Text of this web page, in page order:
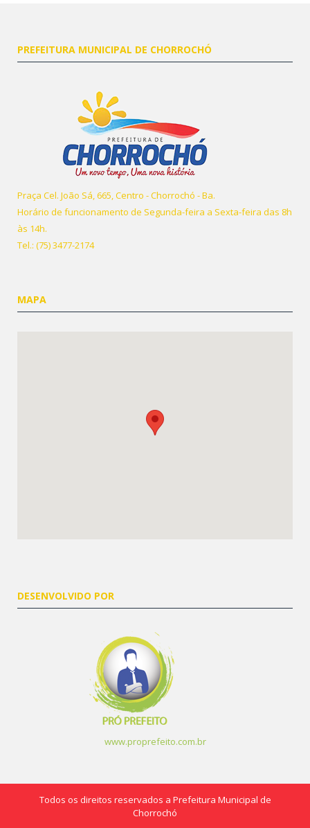
PREFEITURA MUNICIPAL DE CHORROCHÓ
Praça Cel. João Sá, 665, Centro - Chorrochó - Ba.
Horário de funcionamento de Segunda-feira a Sexta-feira das 8h
às 14h.
Tel.: (75) 3477-2174
MAPA
DESENVOLVIDO POR
www.proprefeito.com.br
Todos os direitos reservados a Prefeitura Municipal de
Chorrochó